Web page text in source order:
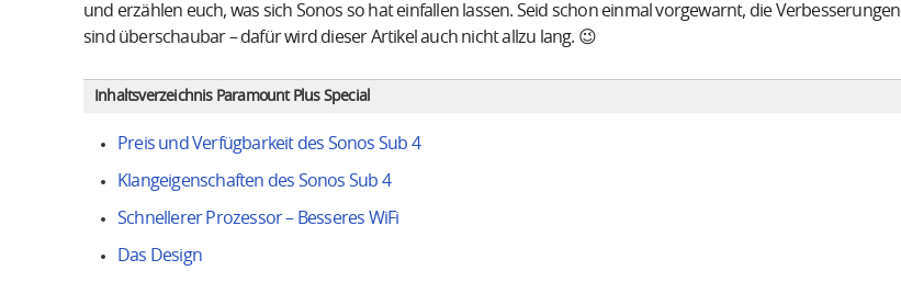
und erzählen euch, was sich Sonos so hat einfallen lassen. Seid schon einmal vorgewarnt, die Verbesserungen
sind überschaubar – dafür wird dieser Artikel auch nicht allzu lang. 😉
Inhaltsverzeichnis Paramount Plus Special
Preis und Verfügbarkeit des Sonos Sub 4
Klangeigenschaften des Sonos Sub 4
Schnellerer Prozessor – Besseres WiFi
Das Design